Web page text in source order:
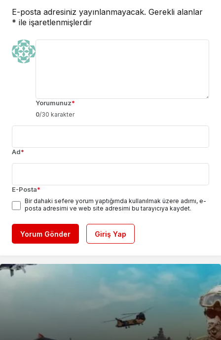
E-posta adresiniz yayınlanmayacak. Gerekli alanlar
* ile işaretlenmişlerdir
Yorumunuz*
0/30 karakter
Ad*
E-Posta*
Bir dahaki sefere yorum yaptığımda kullanılmak üzere adımı, e-
posta adresimi ve web site adresimi bu tarayıcıya kaydet.
Yorum Gönder Giriş Yap